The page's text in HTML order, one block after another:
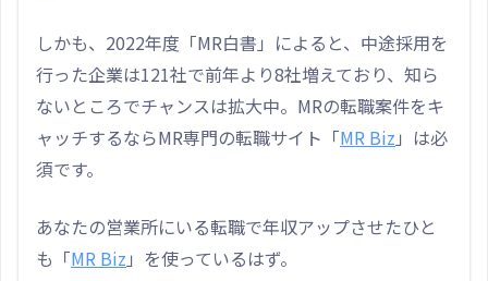
しかも、2022年度「MR白書」によると、中途採用を
行った企業は121社で前年より8社増えており、知ら
ないところでチャンスは拡大中。MRの転職案件をキ
ャッチするならMR専門の転職サイト「MR Biz 」は必
須です。
あなたの営業所にいる転職で年収アップさせたひと
も「MR Biz 」を使っているはず。